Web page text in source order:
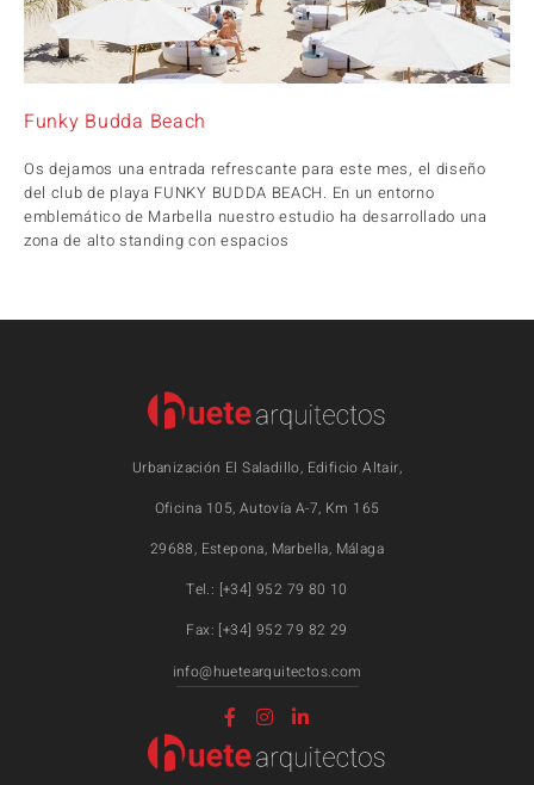
Funky Budda Beach
Os dejamos una entrada refrescante para este mes, el diseño
del club de playa FUNKY BUDDA BEACH. En un entorno
emblemático de Marbella nuestro estudio ha desarrollado una
zona de alto standing con espacios
Urbanización El Saladillo, Edificio Altair,
Oficina 105, Autovía A-7, Km 165
29688, Estepona, Marbella, Málaga
Tel.: [+34] 952 79 80 10
Fax: [+34] 952 79 82 29
info@huetearquitectos.com